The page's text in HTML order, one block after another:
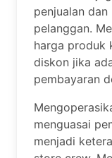
penjualan
pelanggan.
harga produk
diskon jika
pembayaran
menguasai
menjadi